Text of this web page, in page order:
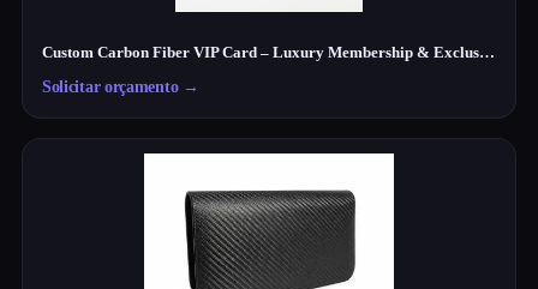
Custom Carbon Fiber VIP Card – Luxury Membership & Exclusive Club Card
Solicitar orçamento→